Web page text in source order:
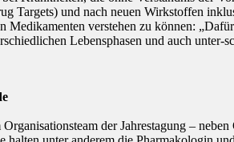
Targets) und nach neuen Wirkstoffen
Medikamenten verstehen zu können:
Lebensphasen und auch
der Jahrestagung –